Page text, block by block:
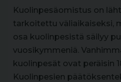
Kuolinpesäomistus on
tarkoitettu väliaikaiseksi,
osa kuolinpesistä säilyy
vuosikymmeniä.
kuolinpesät ovat peräisin
Kuolinpesien